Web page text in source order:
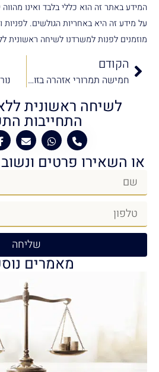
המידע באתר זה הוא כללי בלבד ואינו
על מידע זה היא באחריות הגולשים. לפניות
מוזמנים לפנות למשרדנו לשיחה ראשונית
הקודם
חמישה תמרורי אזהרה בזוגיות
לשיחה ראשונית
התחייבות
או השאירו פרטים
שליחה
מאמרים